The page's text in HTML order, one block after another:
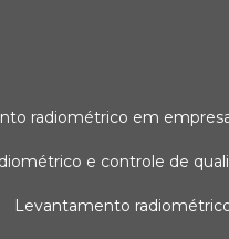
radiométrico em
e controle de
levantamento